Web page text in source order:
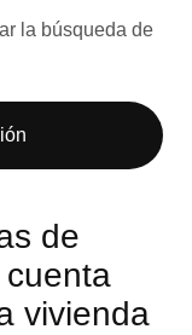
la búsqueda de
de
vivienda